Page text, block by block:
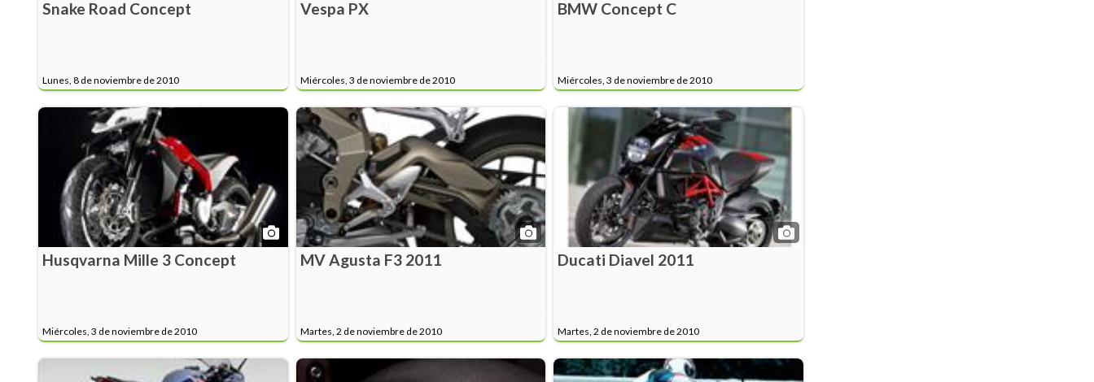
Snake Road Concept
Lunes, 8 de noviembre de 2010
Vespa PX
Miércoles, 3 de noviembre de 2010
BMW Concept C
Miércoles, 3 de noviembre de 2010
Husqvarna Mille 3 Concept
Miércoles, 3 de noviembre de 2010
MV Agusta F3 2011
Martes, 2 de noviembre de 2010
Ducati Diavel 2011
Martes, 2 de noviembre de 2010